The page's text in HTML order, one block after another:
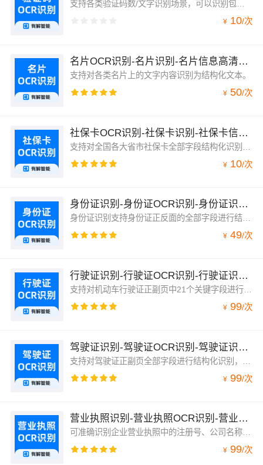
支持各类验证码数/文字识别场景，可以识别包含纯数字、纯字母、纯汉字、数字字母组合、汉字字母组合等固定长度、任意长度的验证码。
¥ 10/次
名片OCR识别-名片识别-名片信息高清识别-有解智能
支持对各类名片上的文字内容识别为结构化文本。
¥ 50/次
社保卡OCR识别-社保卡识别-社保卡信息高清识别-有解智能
¥ 10/次
身份证识别-身份证OCR识别-身份证识别-身份证信息高清识别-有解智能
身份证识别支持身份证正反面的全部字段进行结构化识别，包括姓名、性别、民族、出生日期、地址、身份证号、有效期限、签发机关。
¥ 49/次
行驶证识别-行驶证OCR识别-行驶证识别-行驶证信息高清识别-有解智能
¥ 99/次
驾驶证识别-驾驶证OCR识别-驾驶证识别-驾驶证信息高清识别-有解智能
¥ 99/次
营业执照识别-营业执照OCR识别-营业执照识别-营业执照信息高清识别-有解智能
¥ 99/次